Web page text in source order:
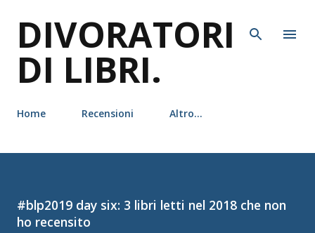
DIVORATORI
DI LIBRI.
Home Recensioni Altro…
#blp2019 day six: 3 libri letti nel 2018 che non
ho recensito